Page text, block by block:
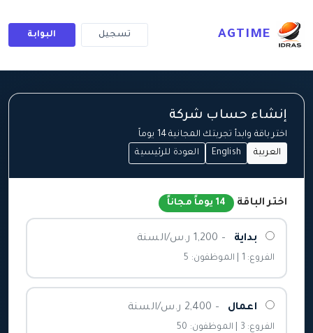
AGTIME تسجيل البوابة
إنشاء حساب شركة
اختر باقة وابدأ تجربتك المجانية 14 يوماً
العربية
English العودة للرئيسية
اختر الباقة 14 يوماً مجاناً
بداية – 1,200 ر.س/السنة
الفروع: 1 | الموظفون: 5
اعمال – 2,400 ر.س/السنة
الفروع: 3 | الموظفون: 50